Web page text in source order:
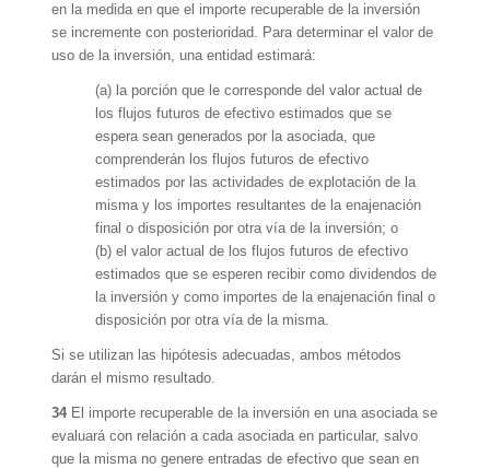
en la medida en que el importe recuperable de la inversión
se incremente con posterioridad. Para determinar el valor de
uso de la inversión, una entidad estimará:
(a) la porción que le corresponde del valor actual de
los flujos futuros de efectivo estimados que se
espera sean generados por la asociada, que
comprenderán los flujos futuros de efectivo
estimados por las actividades de explotación de la
misma y los importes resultantes de la enajenación
final o disposición por otra vía de la inversión; o
(b) el valor actual de los flujos futuros de efectivo
estimados que se esperen recibir como dividendos de
la inversión y como importes de la enajenación final o
disposición por otra vía de la misma.
Si se utilizan las hipótesis adecuadas, ambos métodos
darán el mismo resultado.
34El importe recuperable de la inversión en una asociada se
evaluará con relación a cada asociada en particular, salvo
que la misma no genere entradas de efectivo que sean en